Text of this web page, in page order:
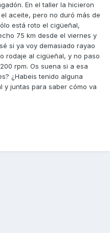
En el taller la hicieron
aceite, pero no duró más de
está roto el cigüeñal,
75 km desde el viernes y
si ya voy demasiado rayao
rodaje al cigüeñal, y no paso
rpm. Os suena si a esa
¿Habeis tenido alguna
y juntas para saber cómo va